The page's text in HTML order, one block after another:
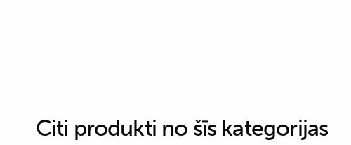
Citi produkti no šīs kategorijas